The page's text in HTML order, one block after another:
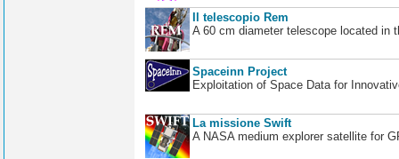
Il telescopio Rem
A 60 cm diameter telescope located in
Spaceinn Project
Exploitation of Space Data for
La missione Swift
A NASA medium explorer satellite for